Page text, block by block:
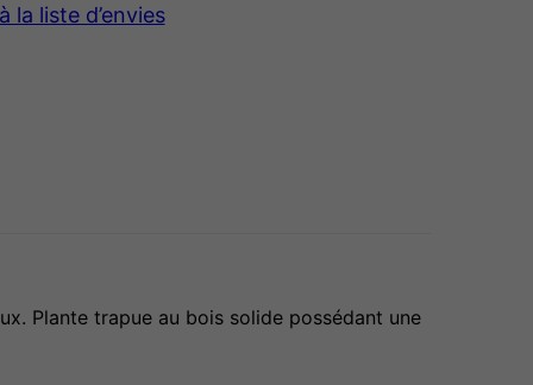
la liste d’envies
Plante trapue au bois solide possédant une